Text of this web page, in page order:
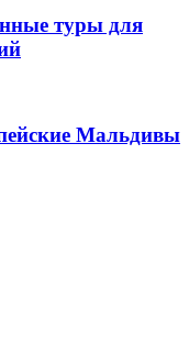
туры для
Мальдивы